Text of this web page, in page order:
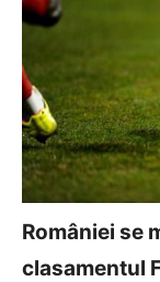
României se
clasamentul